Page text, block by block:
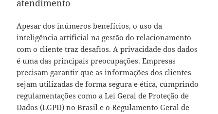
atendimento
Apesar dos inúmeros benefícios, o uso da
inteligência artificial na gestão do relacionamento
com o cliente traz desafios. A privacidade dos dados
é uma das principais preocupações. Empresas
precisam garantir que as informações dos clientes
sejam utilizadas de forma segura e ética, cumprindo
regulamentações como a Lei Geral de Proteção de
Dados (LGPD) no Brasil e o Regulamento Geral de